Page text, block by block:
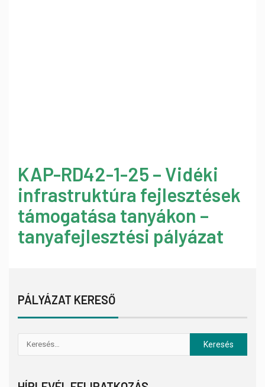
KAP-RD42-1-25 – Vidéki
infrastruktúra fejlesztések
támogatása tanyákon –
tanyafejlesztési pályázat
PÁLYÁZAT KERESŐ